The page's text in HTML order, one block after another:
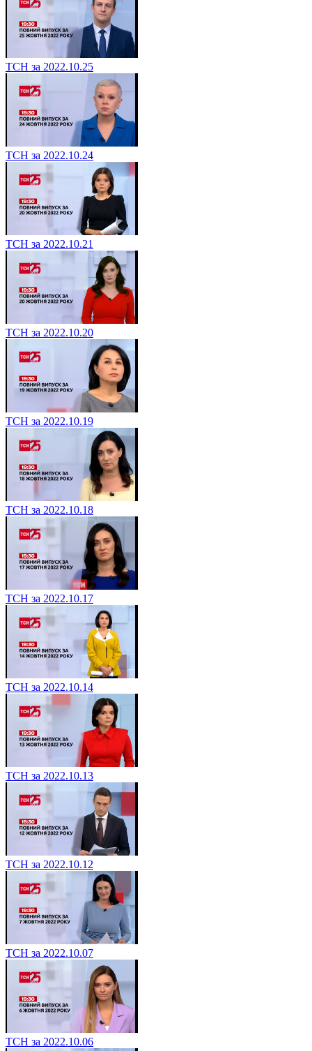
ТСН за 2022.10.25
ТСН за 2022.10.24
ТСН за 2022.10.21
ТСН за 2022.10.20
ТСН за 2022.10.19
ТСН за 2022.10.18
ТСН за 2022.10.17
ТСН за 2022.10.14
ТСН за 2022.10.13
ТСН за 2022.10.12
ТСН за 2022.10.07
ТСН за 2022.10.06